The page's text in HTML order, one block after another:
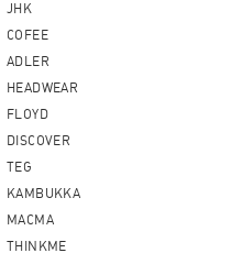
JHK
COFEE
ADLER
HEADWEAR
FLOYD
DISCOVER
TEG
KAMBUKKA
MACMA
THINKME